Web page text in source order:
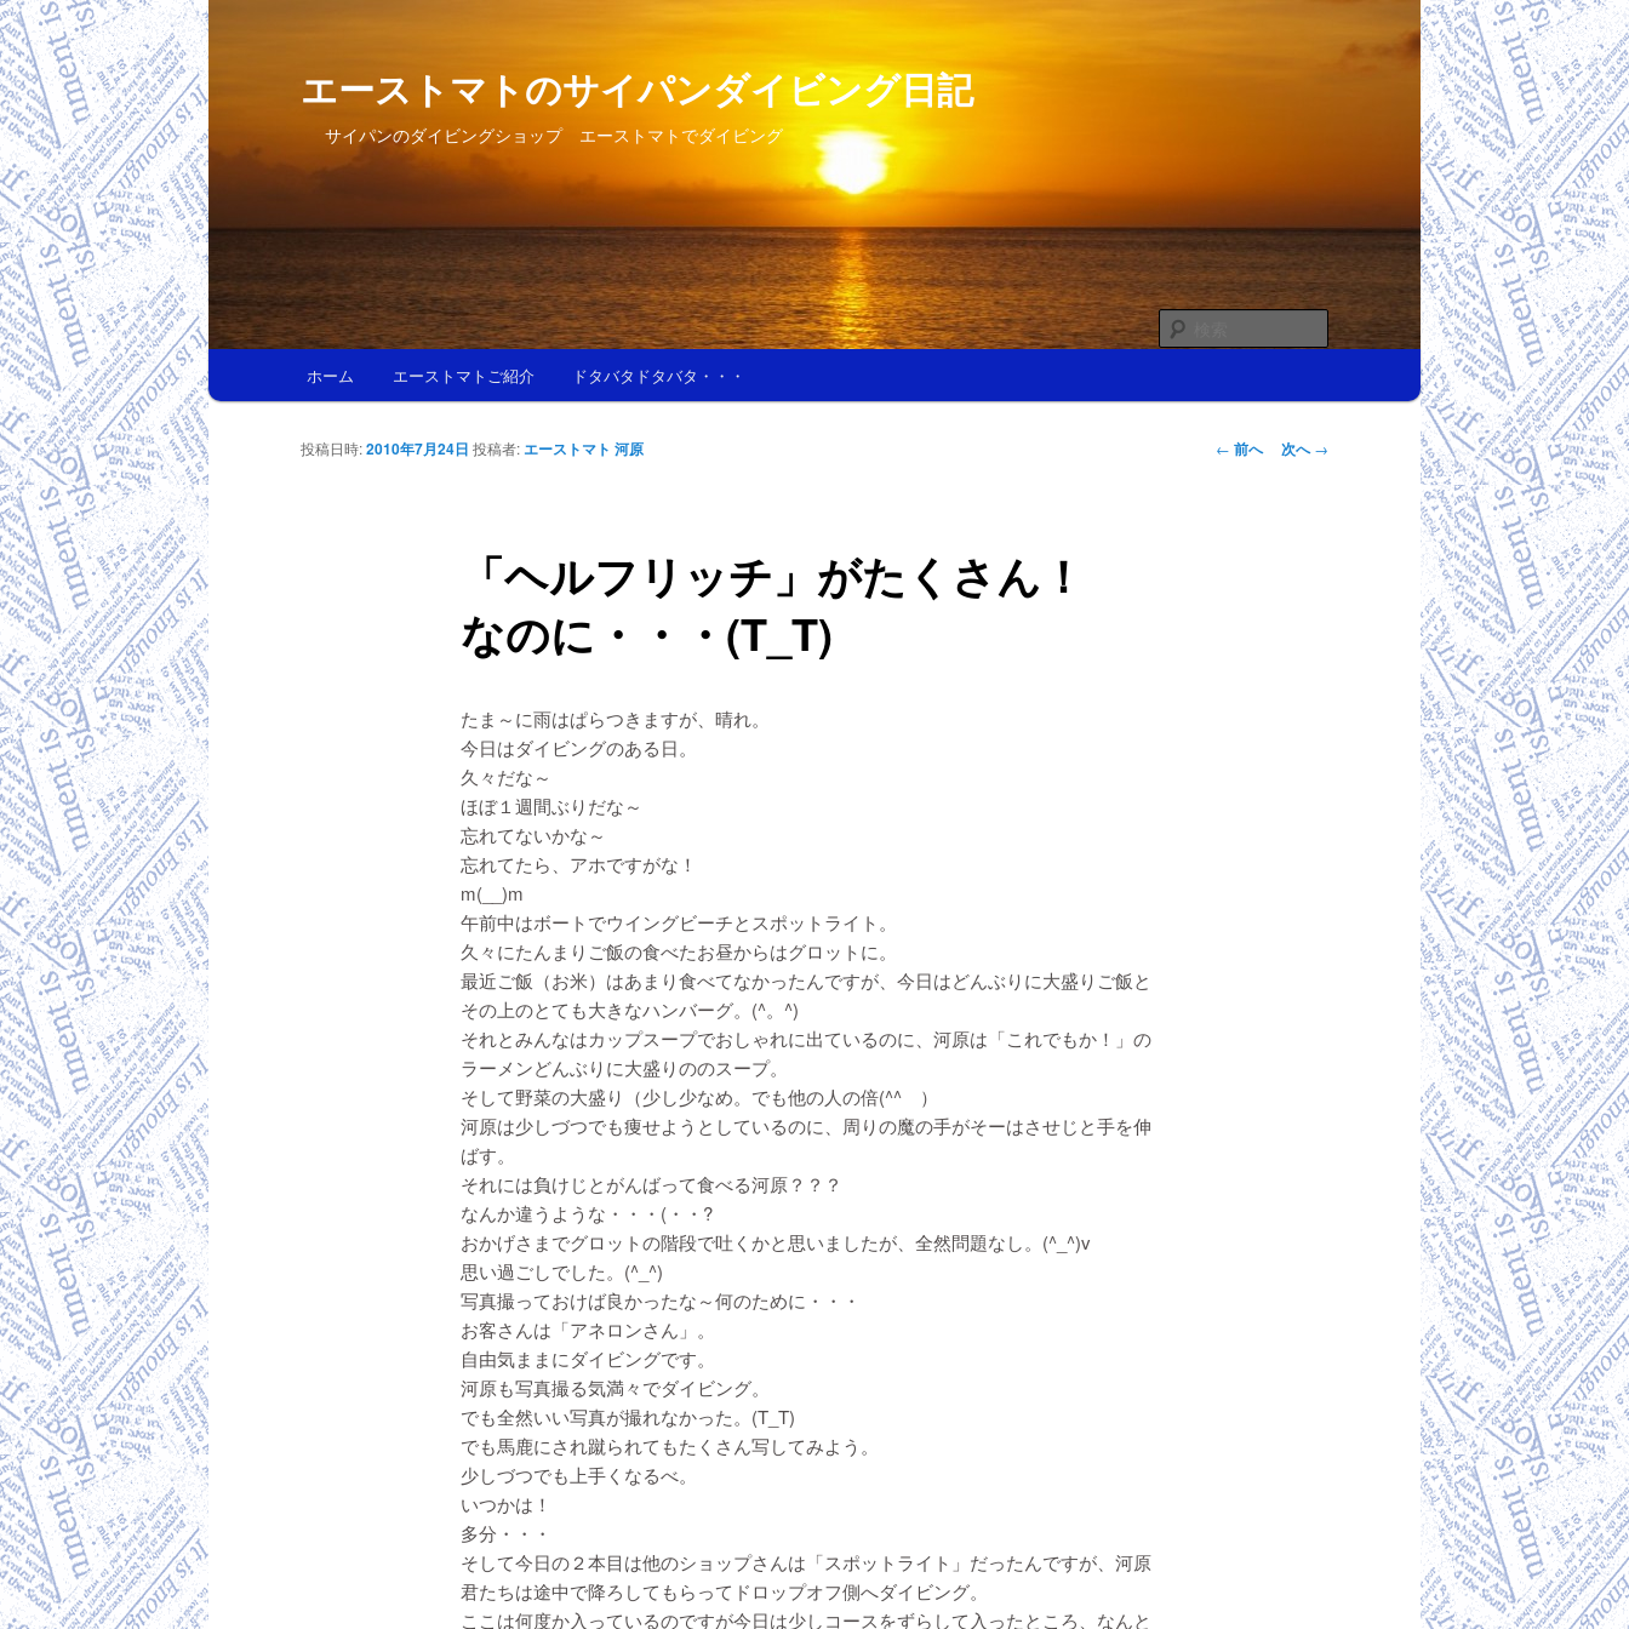
エーストマトのサイパンダイビング日記
サイパンのダイビングショップ エーストマトでダイビング
検
メインコンテンツへ移動
サブコンテンツへ移動
ホーム エーストマトご紹介 ドタバタドタバタ・・・
投稿ナビゲー
← 前へ 次へ→
「ヘルフリッチ」がたくさん！
なのに・・・(T_T)
投稿日時:2010年7月24日 投稿者: エーストマト 河原
たま～に雨はぱらつきますが、晴れ。
今日はダイビングのある日。
久々だな～
ほぼ１週間ぶりだな～
忘れてないかな～
忘れてたら、アホですがな！
m(__)m
午前中はボートでウイングビーチとスポットライト。
久々にたんまりご飯の食べたお昼からはグロットに。
最近ご飯（お米）はあまり食べてなかったんですが、今日はどんぶりに大盛りご飯と
その上のとても大きなハンバーグ。(^。^)
それとみんなはカップスープでおしゃれに出ているのに、河原は「これでもか！」の
ラーメンどんぶりに大盛りののスープ。
そして野菜の大盛り（少し少なめ。でも他の人の倍(^^ゞ）
河原は少しづつでも痩せようとしているのに、周りの魔の手がそーはさせじと手を伸
ばす。
それには負けじとがんばって食べる河原？？？
なんか違うような・・・(・・?
おかげさまでグロットの階段で吐くかと思いましたが、全然問題なし。(^_^)v
思い過ごしでした。(^_^)
写真撮っておけば良かったな～何のために・・・
お客さんは「アネロンさん」。
自由気ままにダイビングです。
河原も写真撮る気満々でダイビング。
でも全然いい写真が撮れなかった。(T_T)
でも馬鹿にされ蹴られてもたくさん写してみよう。
少しづつでも上手くなるべ。
いつかは！
多分・・・
そして今日の２本目は他のショップさんは「スポットライト」だったんですが、河原
君たちは途中で降ろしてもらってドロップオフ側へダイビング。
ここは何度か入っているのですが今日は少しコースをずらして入ったところ、なんと